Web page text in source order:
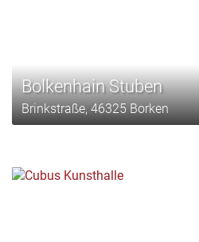
Bolkenhain Stuben
Brinkstraße, 46325 Borken